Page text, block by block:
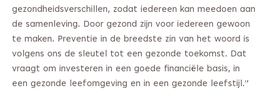
gezondheidsverschillen, zodat iedereen kan meedoen aan
de samenleving. Door gezond zijn voor iedereen gewoon
te maken. Preventie in de breedste zin van het woord is
volgens ons de sleutel tot een gezonde toekomst. Dat
vraagt om investeren in een goede financiële basis, in
een gezonde leefomgeving en in een gezonde leefstijl.”